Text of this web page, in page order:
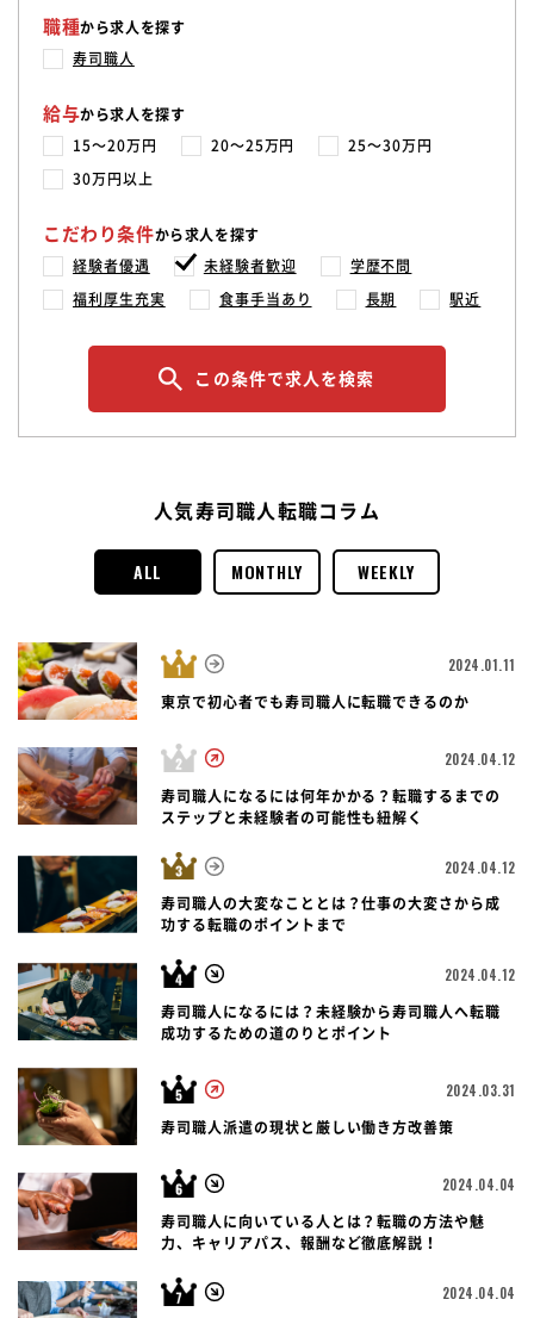
職種から求人を探す
寿司職人
給与から求人を探す
15〜20万円 20〜25万円 25〜30万円
30万円以上
こだわり条件から求人を探す
経験者優遇 未経験者歓迎 学歴不問
福利厚生充実 食事手当あり 長期 駅近
この条件で求人を検索
人気寿司職人転職コラム
ALL MONTHLY WEEKLY
2024.01.11
東京で初心者でも寿司職人に転職できるのか
2024.04.12
寿司職人になるには何年かかる？転職するまでの
ステップと未経験者の可能性も紐解く
2024.04.12
寿司職人の大変なこととは？仕事の大変さから成
功する転職のポイントまで
2024.04.12
寿司職人になるには？未経験から寿司職人へ転職
成功するための道のりとポイント
2024.03.31
寿司職人派遣の現状と厳しい働き方改善策
2024.04.04
寿司職人に向いている人とは？転職の方法や魅
力、キャリアパス、報酬など徹底解説！
2024.04.04